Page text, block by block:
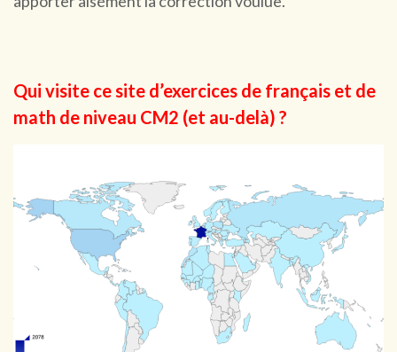
Qui visite ce site d’exercices de français et de
math de niveau CM2 (et au-delà) ?